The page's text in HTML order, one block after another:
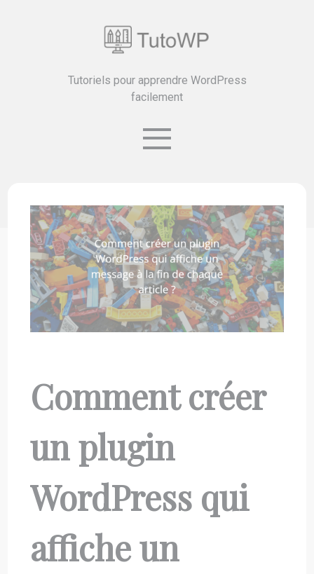
Tutoriels pour apprendre WordPress
facilement
Comment créer
un plugin
WordPress qui
affiche un